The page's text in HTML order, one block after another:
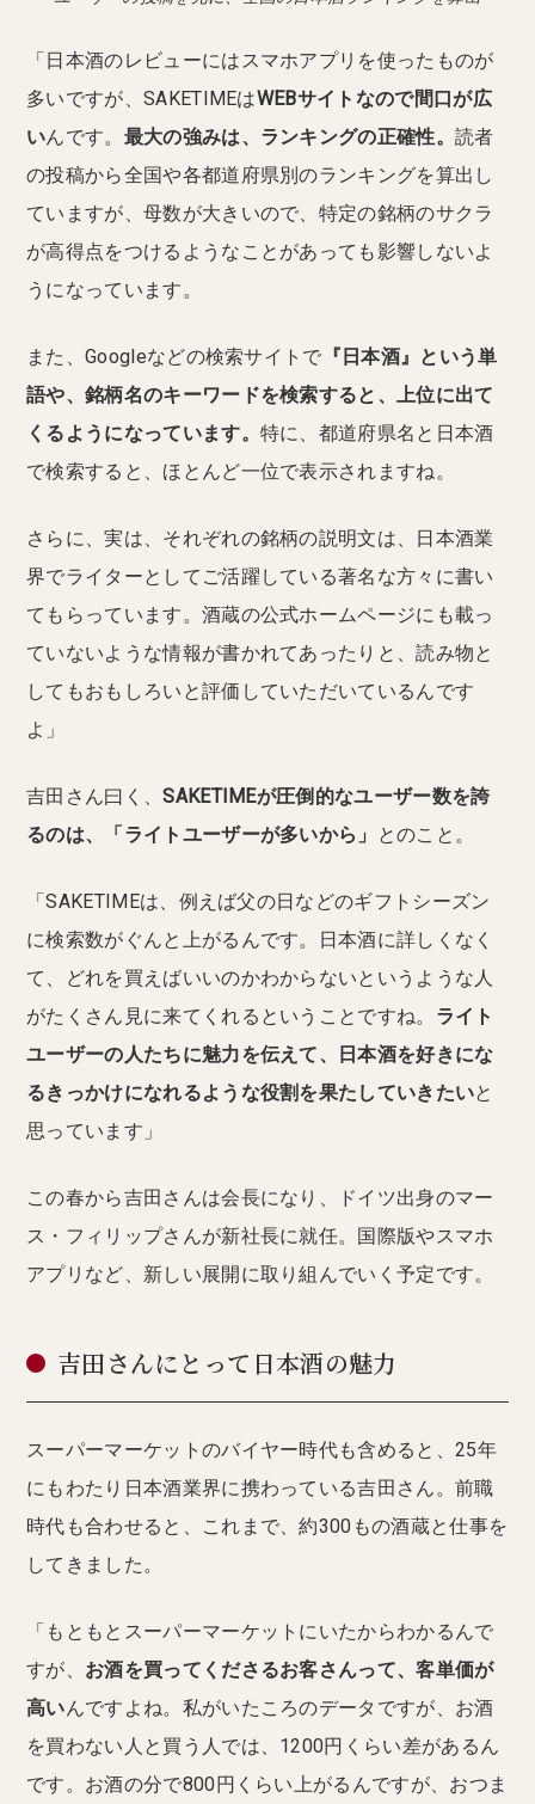
「日本酒のレビューにはスマホアプリを使ったものが
多いですが、SAKETIMEはWEBサイトなので間口が広
いんです。 最大の強みは、ランキングの正確性。読者
の投稿から全国や各都道府県別のランキングを算出し
ていますが、母数が大きいので、特定の銘柄のサクラ
が高得点をつけるようなことがあっても影響しないよ
うになっています。
また、Googleなどの検索サイトで 『日本酒』という単
語や、銘柄名のキーワードを検索すると、上位に出て
くるようになっています。 特に、都道府県名と日本酒
で検索すると、ほとんど一位で表示されますね。
さらに、実は、それぞれの銘柄の説明文は、日本酒業
界でライターとしてご活躍している著名な方々に書い
てもらっています。酒蔵の公式ホームページにも載っ
ていないような情報が書かれてあったりと、読み物と
してもおもしろいと評価していただいているんです
よ」
吉田さん曰く、SAKETIMEが圧倒的なユーザー数を誇
るのは、「ライトユーザーが多いから」
とのこと。
「SAKETIMEは、例えば父の日などのギフトシーズン
に検索数がぐんと上がるんです。日本酒に詳しくなく
て、どれを買えばいいのかわからないというような人
がたくさん見に来てくれるということですね。 ライト
ユーザーの人たちに魅力を伝えて、日本酒を好きにな
るきっかけになれるような役割を果たしていきたいと
思っています」
この春から吉田さんは会長になり、ドイツ出身のマー
ス・フィリップさんが新社長に就任。国際版やスマホ
アプリなど、新しい展開に取り組んでいく予定です。
吉田さんにとって日本酒の魅力
スーパーマーケットのバイヤー時代も含めると、25年
にもわたり日本酒業界に携わっている吉田さん。前職
時代も合わせると、これまで、約300もの酒蔵と仕事を
してきました。
「もともとスーパーマーケットにいたからわかるんで
すが、 お酒を買ってくださるお客さんって、客単価が
高いんですよね。私がいたころのデータですが、お酒
を買わない人と買う人では、1200円くらい差があるん
です。お酒の分で800円くらい上がるんですが、おつま